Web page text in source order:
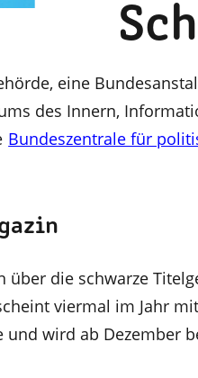
eine
des Innern,
Bundeszentrale für
über die schwarze
viermal im Jahr
und wird ab Dezember